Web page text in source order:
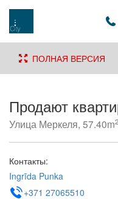
ПОЛНАЯ ВЕРСИЯ
Продают
Улица Меркеля, 57.40m2
Контакты:
Ingrīda Punka
+371 27065510